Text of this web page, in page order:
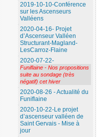
2019-10-10-Conférence
sur les Ascenseurs
Valléens
2020-04-16- Projet
d’Ascenseur Valléen
Structurant-Magland-
LesCarroz-Flaine
2020-07-22-
Funiflaine - Nos propositions
suite au sondage (très
négatif) cet hiver
2020-08-26 - Actualité du
Funiflaine
2020-10-22-Le projet
d’ascenseur valléen de
Saint Gervais - Mise à
jour